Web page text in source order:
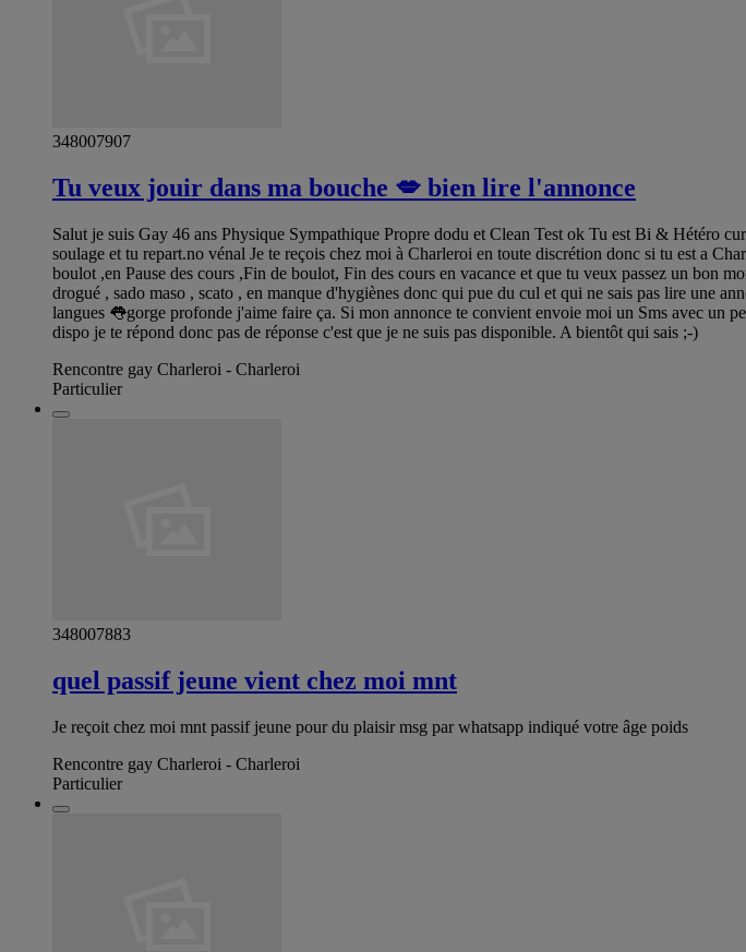
348007907
Tu veux jouir dans ma bouche 💋 bien lire l'annonce
Salut je suis Gay 46 ans Physique Sympathique Propre dodu et Clean Test ok Tu est Bi & Hétéro
soulage et tu repart.no vénal Je te reçois chez moi à Charleroi en toute discrétion donc si tu est a
boulot ,en Pause des cours ,Fin de boulot, Fin des cours en vacance et que tu veux passez un bon
drogué , sado maso , scato , en manque d'hygiènes donc qui pue du cul et qui ne sais pas lire une
langues 👅gorge profonde j'aime faire ça. Si mon annonce te convient envoie moi un Sms avec un
dispo je te répond donc pas de réponse c'est que je ne suis pas disponible. A bientôt qui sais ;-)
Rencontre gay Charleroi - Charleroi
Particulier
348007883
quel passif jeune vient chez moi mnt
Je reçoit chez moi mnt passif jeune pour du plaisir msg par whatsapp indiqué votre âge poids
Rencontre gay Charleroi - Charleroi
Particulier